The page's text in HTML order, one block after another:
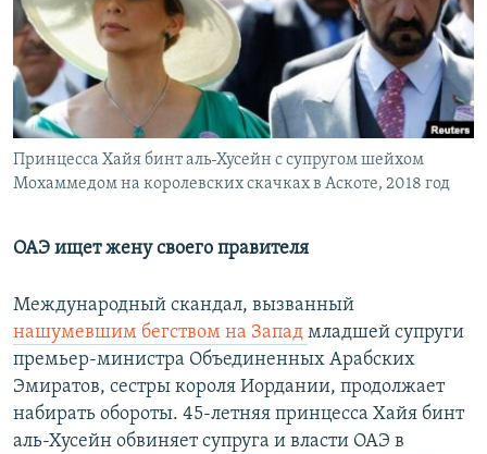
СИБИРЬ.РЕАЛИИ
РАСПИСАНИЕ ВЕЩАНИЯ
ПОДПИШИТЕСЬ НА РАССЫЛКУ
Все сайты РСЕ/РС
Принцесса Хайя бинт аль-Хусейн c супругом шейхом
Мохаммедом на королевских скачках в Аскоте, 2018 год
ОАЭ ищет жену своего правителя
Международный скандал, вызванный
нашумевшим бегством на Запад младшей супруги
премьер-министра Объединенных Арабских
Эмиратов, сестры короля Иордании, продолжает
набирать обороты. 45-летняя принцесса Хайя бинт
аль-Хусейн обвиняет супруга и власти ОАЭ в